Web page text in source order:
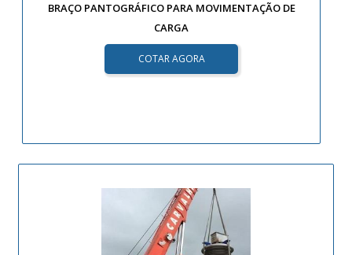
BRAÇO PANTOGRÁFICO PARA MOVIMENTAÇÃO DE
CARGA
COTAR AGORA